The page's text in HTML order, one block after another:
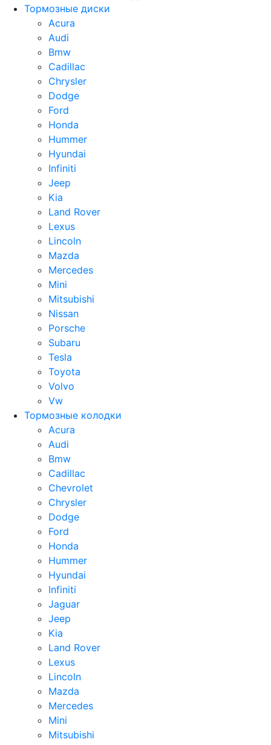
Тормозные диски
Acura
Audi
Bmw
Cadillac
Chrysler
Dodge
Ford
Honda
Hummer
Hyundai
Infiniti
Jeep
Kia
Land Rover
Lexus
Lincoln
Mazda
Mercedes
Mini
Mitsubishi
Nissan
Porsche
Subaru
Tesla
Toyota
Volvo
Vw
Тормозные колодки
Acura
Audi
Bmw
Cadillac
Chevrolet
Chrysler
Dodge
Ford
Honda
Hummer
Hyundai
Infiniti
Jaguar
Jeep
Kia
Land Rover
Lexus
Lincoln
Mazda
Mercedes
Mini
Mitsubishi